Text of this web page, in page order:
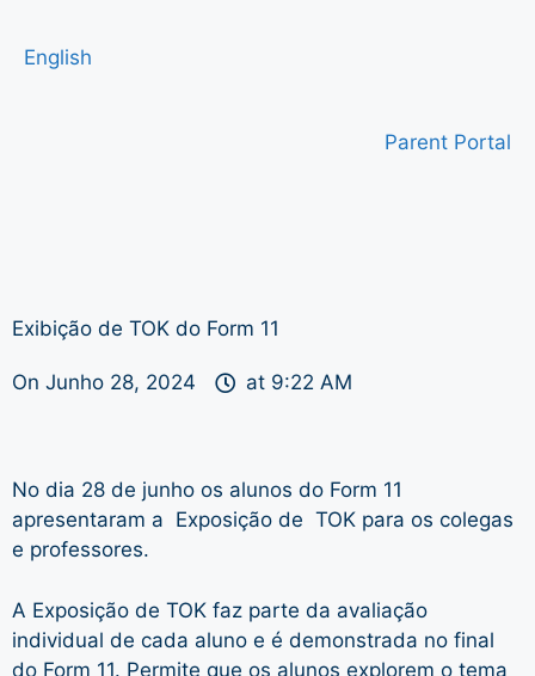
English
Parent Portal
Exibição de TOK do Form 11
On Junho 28, 2024 at 9:22 AM
No dia 28 de junho os alunos do Form 11
apresentaram a Exposição de TOK para os colegas
e professores.
A Exposição de TOK faz parte da avaliação
individual de cada aluno e é demonstrada no final
do Form 11. Permite que os alunos explorem o tema